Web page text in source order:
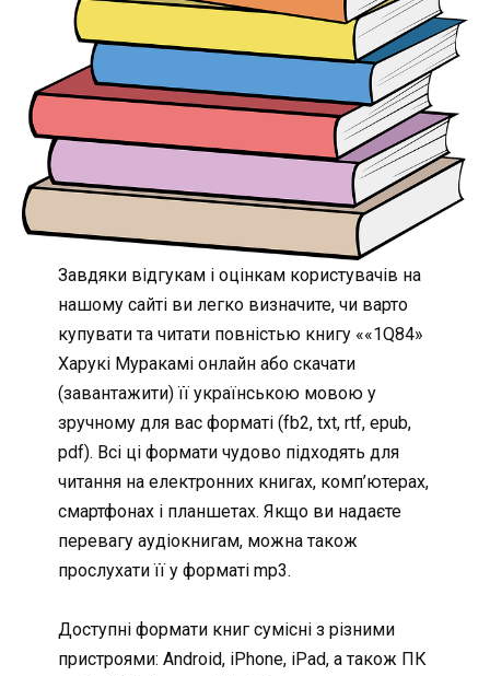
Завдяки відгукам і оцінкам користувачів на
нашому сайті ви легко визначите, чи варто
купувати та читати повністью книгу ««1Q84»
Харукі Муракамі онлайн або скачати
(завантажити) її українською мовою у
зручному для вас форматі (fb2, txt, rtf, epub,
pdf). Всі ці формати чудово підходять для
читання на електронних книгах, комп’ютерах,
смартфонах і планшетах. Якщо ви надаєте
перевагу аудіокнигам, можна також
прослухати її у форматі mp3.
Доступні формати книг сумісні з різними
пристроями: Android, iPhone, iPad, а також ПК